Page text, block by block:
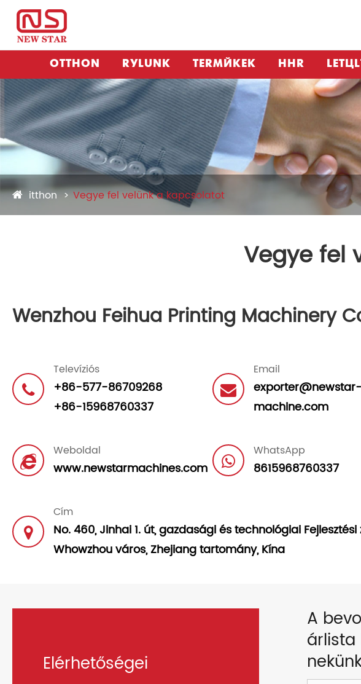
OTTHON RÓLUNK TERMÉKEK HÍR
itthon Vegye fel velünk a kapcsolatot
Vegye fel
Wenzhou Feihua Printing Machinery
Televíziós
+86-577-86709268
+86-15968760337
Email
exporter@newstar-
machine.com
Weboldal
www.newstarmachines.com
WhatsApp
8615968760337
Cím
No. 460, Jinhai 1. út, gazdasági és technológiai Fejlesztési
Whowzhou város, Zhejiang tartomány, Kína
Elérhetőségei
A